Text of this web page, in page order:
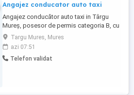
Angajez conducator auto taxi
Angajez conducător auto taxi in Târgu
Mureș, posesor de permis categoria B, cu
carte de munca, perioada nedeterminata,
program flexibil.
Targu Mures, Mures
azi 07:51
Telefon validat